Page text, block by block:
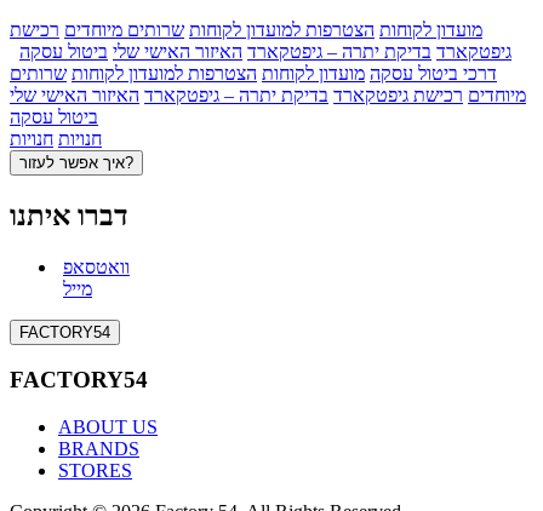
מועדון לקוחות הצטרפות למועדון לקוחות שרותים מיוחדים רכישת
גיפטקארד בדיקת יתרה – גיפטקארד האיזור האישי שלי ביטול עסקה
דרכי ביטול עסקה מועדון לקוחות הצטרפות למועדון לקוחות שרותים
מיוחדים רכישת גיפטקארד בדיקת יתרה – גיפטקארד האיזור האישי שלי
ביטול עסקה
חנויות חנויות
איך אפשר לעזור?
דברו איתנו
וואטסאפ
מייל
FACTORY54
FACTORY54
ABOUT US
BRANDS
STORES